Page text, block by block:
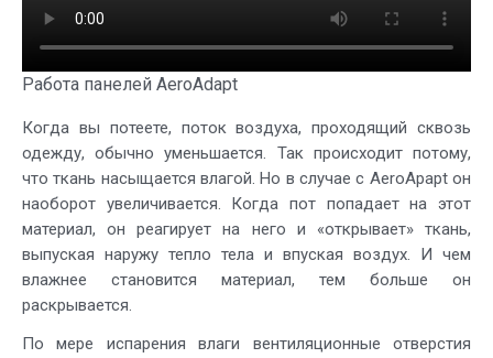
Работа панелей AeroAdapt
Когда вы потеете, поток воздуха, проходящий сквозь
одежду, обычно уменьшается. Так происходит потому,
что ткань насыщается влагой. Но в случае с AeroApapt он
наоборот увеличивается. Когда пот попадает на этот
материал, он реагирует на него и «открывает» ткань,
выпуская наружу тепло тела и впуская воздух. И чем
влажнее становится материал, тем больше он
раскрывается.
По мере испарения влаги вентиляционные отверстия